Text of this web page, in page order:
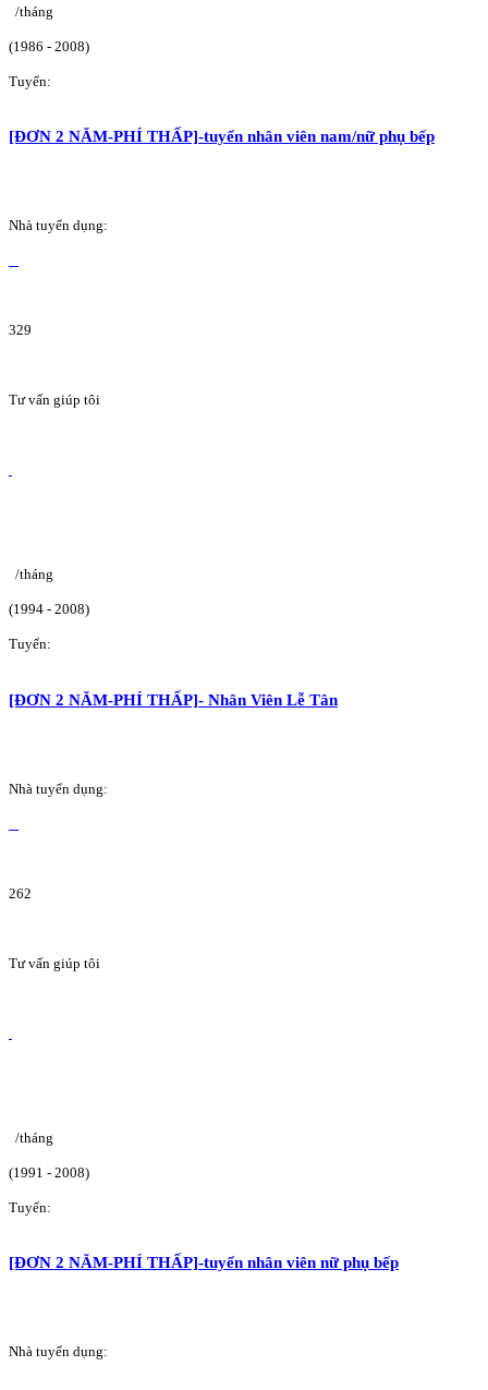
/tháng
(1986 - 2008)
Tuyển:
[ĐƠN 2 NĂM-PHÍ THẤP]-tuyển nhân viên nam/nữ phụ bếp
Nhà tuyển dụng:
329
Tư vấn giúp tôi
/tháng
(1994 - 2008)
Tuyển:
[ĐƠN 2 NĂM-PHÍ THẤP]- Nhân Viên Lễ Tân
Nhà tuyển dụng:
262
Tư vấn giúp tôi
/tháng
(1991 - 2008)
Tuyển:
[ĐƠN 2 NĂM-PHÍ THẤP]-tuyển nhân viên nữ phụ bếp
Nhà tuyển dụng: